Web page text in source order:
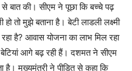
से बात की। सीएम ने पूछा कि बच्चे पढ़
हो तो मुझे बताना है। बेटी लाडली लक्ष्मी
है? आवास योजना का लाभ मिल रहा
आगे बढ़ रही हैं। दशमत ने सीएम
है। मुख्यमंत्री ने पीड़ित से कहा कि